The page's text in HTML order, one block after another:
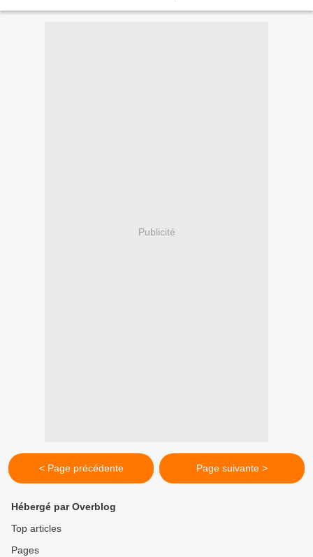
Publicité
< Page précédente Page suivante >
Hébergé par Overblog
Top articles
Pages